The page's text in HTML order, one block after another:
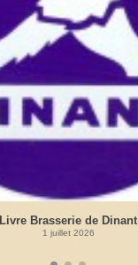
Livre Brasserie de Dinant
1 juillet 2026